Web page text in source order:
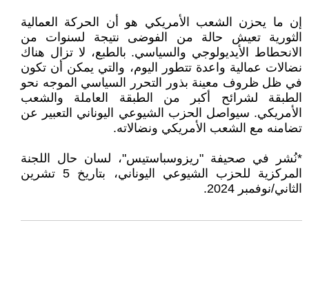
إن ما يحزن الشعب الأمريكي هو أن الحركة العمالية
الثورية تعيش حالة من الفوضى نتيجة لسنوات من
الانحطاط الأيديولوجي والسياسي. بالطبع، لا تزال هناك
نضالات عمالية واعدة تتطور اليوم، والتي يمكن أن تكون
في ظل ظروف معينة بذور التحرر السياسي الموجه نحو
الطبقة لشرائح أكبر من الطبقة العاملة والشعب
الأمريكي. سيواصل الحزب الشيوعي اليوناني التعبير عن
تضامنه مع الشعب الأمريكي ونضالاته.
*نُشر في صحيفة "ريزوسباستيس"، لسان حال اللجنة
المركزية للحزب الشيوعي اليوناني، بتاريخ 5 تشرين
الثاني/نوفمبر 2024.